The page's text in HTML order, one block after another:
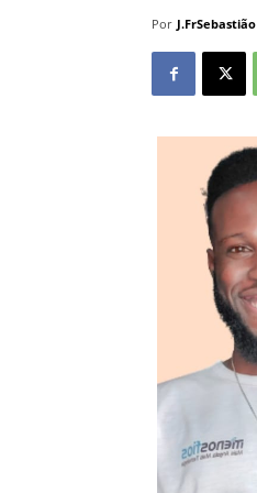
Por J.FrSebastião